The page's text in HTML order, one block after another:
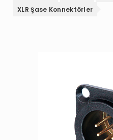
XLR Şase Konnektörler